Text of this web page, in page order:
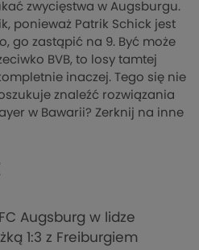
zwycięstwa w Augsburgu.
ponieważ Patrik Schick jest
go zastąpić na 9. Być może
BVB, to losy tamtej
inaczej. Tego się nie
znaleźć rozwiązania
w Bawarii? Zerknij na inne
Augsburg w lidze
1:3 z Freiburgiem